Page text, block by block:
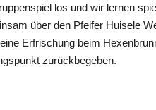
los und wir lernen
über den Pfeifer Huisele
Erfrischung beim
zurückbegeben.